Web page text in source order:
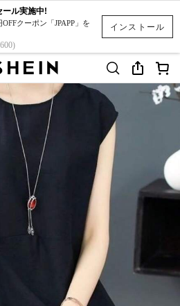
インストール
ール実施中!
クーポン「JPAPP」を